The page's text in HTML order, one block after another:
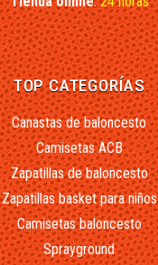
TOP CATEGORÍAS
Canastas de baloncesto
Camisetas ACB
Zapatillas de baloncesto
Zapatillas basket para niños
Camisetas baloncesto
Sprayground